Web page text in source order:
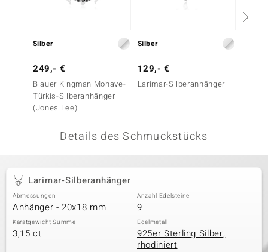
Collection
BY DE MELO
Collection
Silber
249,- €
Blauer Kingman Mohave-
Türkis-Silberanhänger
(Jones Lee)
Silber
129,- €
Larimar-Silberanhänger
Details des Schmuckstücks
Larimar-Silberanhänger
Abmessungen
Anhänger - 20x18 mm
Anzahl Edelsteine
9
Karatgewicht Summe
3,15 ct
Edelmetall
925er Sterling Silber,
rhodiniert